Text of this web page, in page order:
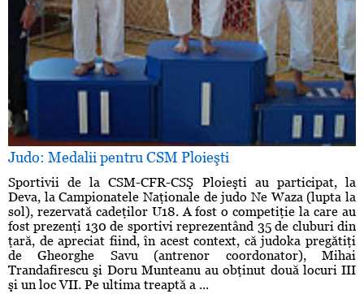
Judo: Medalii pentru CSM Ploieşti
Sportivii de la CSM-CFR-CSŞ Ploieşti au participat, la
Deva, la Campionatele Naţionale de judo Ne Waza (lupta la
sol), rezervată cadeţilor U18. A fost o competiţie la care au
fost prezenţi 130 de sportivi reprezentând 35 de cluburi din
ţară, de apreciat fiind, în acest context, că judoka pregătiţi
de Gheorghe Savu (antrenor coordonator), Mihai
Trandafirescu şi Doru Munteanu au obţinut două locuri III
şi un loc VII. Pe ultima treaptă a ...